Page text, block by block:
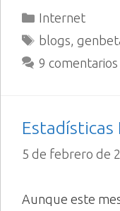
Categorías
Internet
Etiquetas
blogs,
9 comentarios
Estadísticas
5 de febrero de
Aunque este